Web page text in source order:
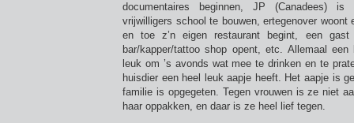
documentaires beginnen, JP (Canadees)
vrijwilligers school te bouwen, ertegenover
en toe z’n eigen restaurant begint, een
bar/kapper/tattoo shop opent, etc. Allemaal
leuk om ’s avonds wat mee te drinken en te
huisdier een heel leuk aapje heeft. Het aapje is
familie is opgegeten. Tegen vrouwen is ze niet
haar oppakken, en daar is ze heel lief tegen.